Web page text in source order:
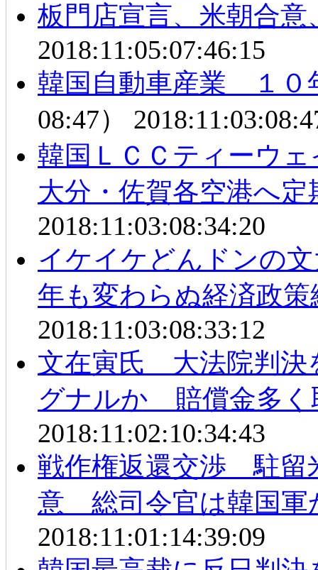
板門店宣言、米朝合意
2018:11:05:07:46:15
韓国自動車産業 １０
08:47）
韓国ＬＣＣティーウ
大分・佐賀各空港へ定
2018:11:03:08:34:20
イケイケどんドン
年も変わらぬ経済政策
2018:11:03:08:33:12
文在寅氏 大法院判決
グナルか 賠償金多く
2018:11:02:10:34:43
戦作権返還交渉 駐留
意 総司令官は韓国軍
2018:11:01:14:39:09